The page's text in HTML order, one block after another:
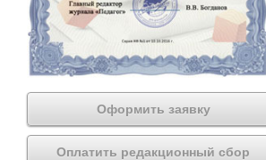
Оформить заявку
Оплатить редакционный сбор